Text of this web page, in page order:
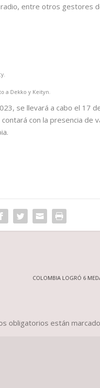
entre otros gestores
a Dekko y Keityn.
se llevará a cabo el 17
con la presencia de
COLOMBIA LOGRÓ 6
obligatorios están